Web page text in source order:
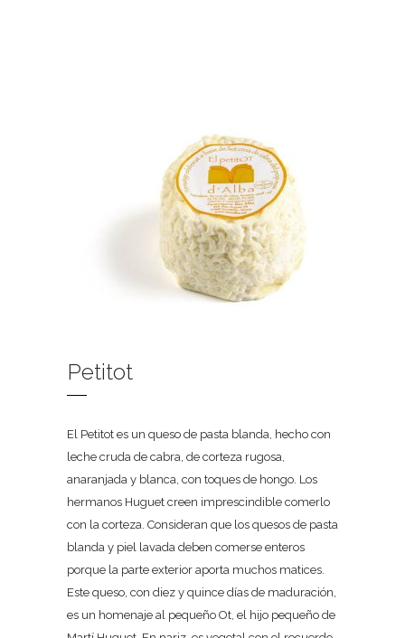
Petitot
El Petitot es un queso de pasta blanda, hecho con
leche cruda de cabra, de corteza rugosa,
anaranjada y blanca, con toques de hongo. Los
hermanos Huguet creen imprescindible comerlo
con la corteza. Consideran que los quesos de pasta
blanda y piel lavada deben comerse enteros
porque la parte exterior aporta muchos matices.
Este queso, con diez y quince días de maduración,
es un homenaje al pequeño Ot, el hijo pequeño de